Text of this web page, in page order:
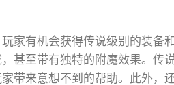
家有机会获得传说级别的装备
甚至带有独特的附魔效果。传
带来意想不到的帮助。此外，